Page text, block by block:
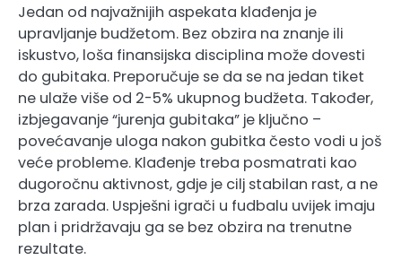
Jedan od najvažnijih aspekata klađenja je
upravljanje budžetom. Bez obzira na znanje ili
iskustvo, loša finansijska disciplina može dovesti
do gubitaka. Preporučuje se da se na jedan tiket
ne ulaže više od 2-5% ukupnog budžeta. Također,
izbjegavanje “jurenja gubitaka” je ključno –
povećavanje uloga nakon gubitka često vodi u još
veće probleme. Klađenje treba posmatrati kao
dugoročnu aktivnost, gdje je cilj stabilan rast, a ne
brza zarada. Uspješni igrači u fudbalu uvijek imaju
plan i pridržavaju ga se bez obzira na trenutne
rezultate.